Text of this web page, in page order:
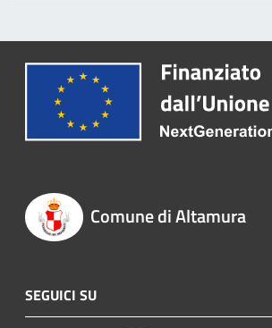
Comune di Altamura
SEGUICI SU